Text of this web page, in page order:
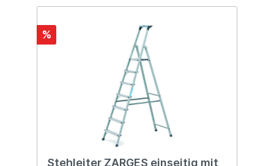
%
Stehleiter ZARGES einseitig mit